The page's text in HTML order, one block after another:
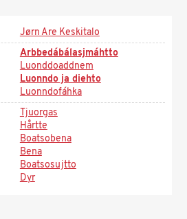
Jørn Are Keskitalo
Arbbedábálasjmáhtto
Luonddoaddnem
Luonndo ja diehto
Luonndofáhka
Tjuorgas
Hårtte
Boatsobena
Bena
Boatsosujtto
Dyr